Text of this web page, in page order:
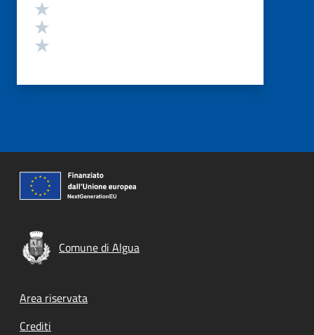
Comune di Algua
Footer menu
Area riservata
Crediti